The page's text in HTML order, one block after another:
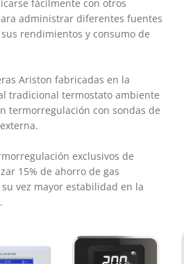
fácilmente con otros
administrar diferentes fuentes
rendimientos y consumo de
Ariston fabricadas en la
tradicional termostato ambiente
termorregulación con sondas de
exclusivos de
15% de ahorro de gas
vez mayor estabilidad en la